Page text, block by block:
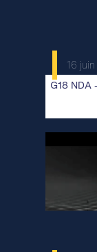
16
G18 NDA